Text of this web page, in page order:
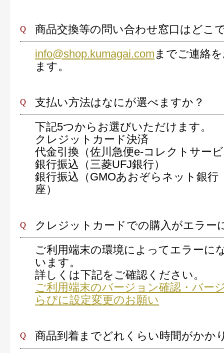
商品交換等の問い合わせ窓口はどこ
info@shop.kumagai.com までご連絡
ます。
支払い方法はなにが選べますか？
下記5つからお選びいただけます。
クレジットカード決済
代金引換（佐川急便e-コレクトサー
銀行振込（三菱UFJ銀行）
銀行振込（GMOあおぞらネット銀
座）
クレジットカードでの購入がエラー
ご利用端末の環境によってエラーに
います。
詳しくは下記をご確認ください。
ご利用端末のバージョン確認・バー
らびに設定変更のお願い
商品到着までどれくらい時間がかか